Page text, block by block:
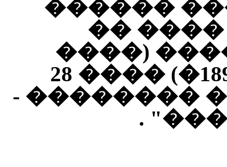
����� �
����� – ��� 1893�) ���� 28
"�����